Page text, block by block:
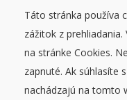
Blog
O nás
Táto stránka používa
zážitok z
na stránke Cookies.
zapnuté. Ak súhlasíte
nachádzajú na tomto